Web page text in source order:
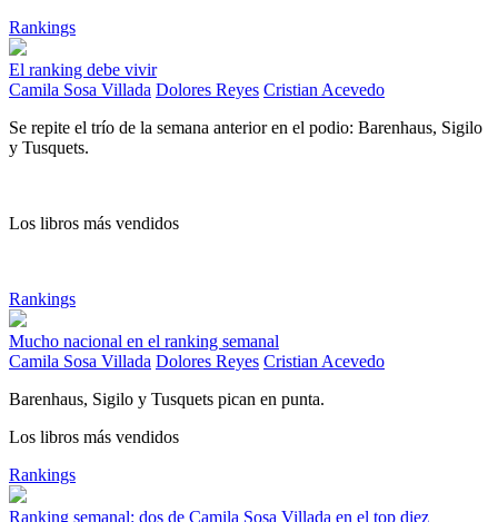
Rankings
El ranking debe vivir
Camila Sosa Villada Dolores Reyes Cristian Acevedo
Se repite el trío de la semana anterior en el podio: Barenhaus, Sigilo
y Tusquets.
Los libros más vendidos
Rankings
Mucho nacional en el ranking semanal
Camila Sosa Villada Dolores Reyes Cristian Acevedo
Barenhaus, Sigilo y Tusquets pican en punta.
Los libros más vendidos
Rankings
Ranking semanal: dos de Camila Sosa Villada en el top diez